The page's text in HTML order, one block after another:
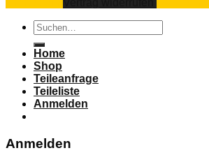
Suchen
nach:
Home
Shop
Teileanfrage
Teileliste
Anmelden
Anmelden